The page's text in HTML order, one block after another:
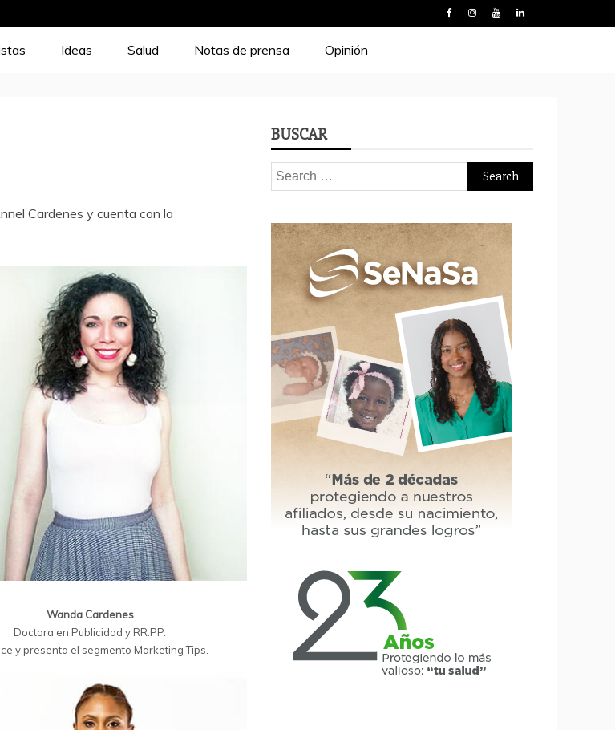
Ideas Salud Notas de prensa Opinión
Cardenes y cuenta con la
Wanda Cardenes
Doctora en Publicidad y RR.PP.
y presenta el segmento Marketing Tips.
BUSCAR
Search
for: